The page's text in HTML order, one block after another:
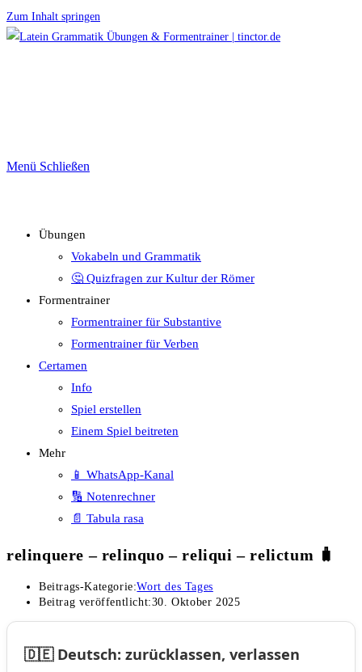
Zum Inhalt springen
Menü Schließen
Übungen
Vokabeln und Grammatik
🤔 Quizfragen zur Kultur der Römer
Formentrainer
Formentrainer für Substantive
Formentrainer für Verben
Certamen
Info
Spiel erstellen
Einem Spiel beitreten
Mehr
📱 WhatsApp-Kanal
🔢 Notenrechner
📄 Tabula rasa
relinquere – relinquo – reliqui – relictum 🧳
Beitrags-Kategorie:Wort des Tages
Beitrag veröffentlicht:30. Oktober 2025
🇩🇪 Deutsch: zurücklassen, verlassen